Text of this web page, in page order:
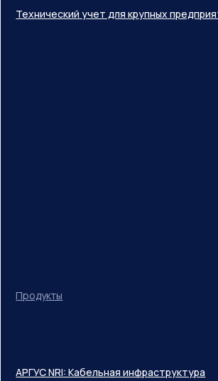
Продукты
Технический учет для крупных
АРГУС NRI: Кабельная инфраструктура